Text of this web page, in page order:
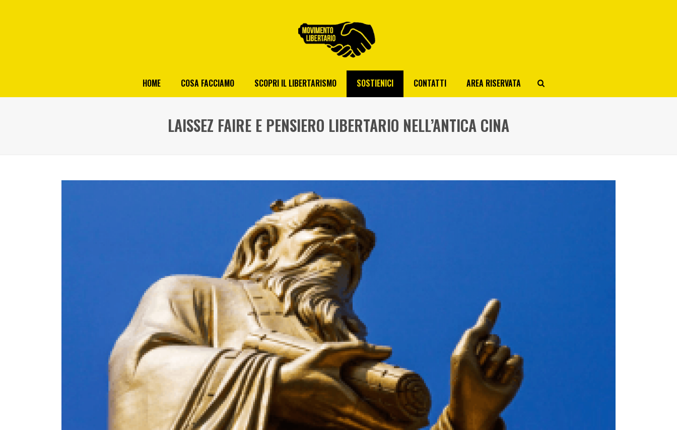
HOME COSA FACCIAMO SCOPRI IL LIBERTARISMO SOSTIENICI CONTATTI AREA RISERVATA
LAISSEZ FAIRE E PENSIERO LIBERTARIO NELL’ANTICA CINA